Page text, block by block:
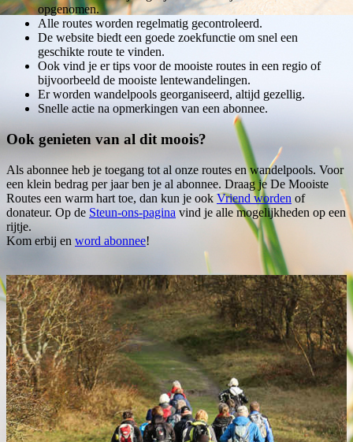
opgenomen.
Alle routes worden regelmatig gecontroleerd.
De website biedt een goede zoekfunctie om snel een
geschikte route te vinden.
Ook vind je er tips voor de mooiste routes in een regio of
bijvoorbeeld de mooiste lentewandelingen.
Er worden wandelpools georganiseerd, altijd gezellig.
Snelle actie na opmerkingen van een abonnee.
Ook genieten van al dit moois?
Als abonnee heb je toegang tot al onze routes en wandelpools. Voor
een klein bedrag per jaar ben je al abonnee. Draag je De Mooiste
Routes een warm hart toe, dan kun je ook Vriend worden of
donateur. Op de Steun-ons-pagina vind je alle mogelijkheden op een
rijtje.
Kom erbij en word abonnee!